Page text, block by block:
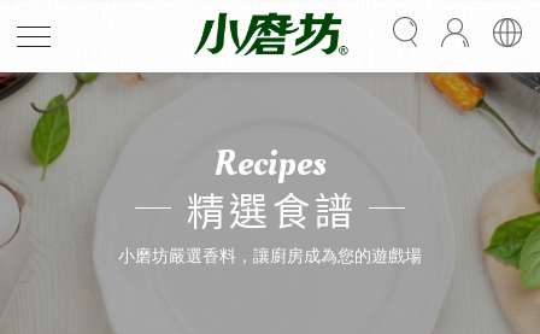
Recipes
精選食譜
小磨坊嚴選香料，讓廚房成為您的遊戲場